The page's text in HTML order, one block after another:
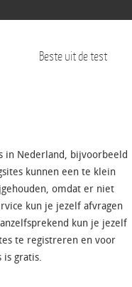
Beste uit de test
in Nederland, bijvoorbeeld
kunnen een te klein
omdat er niet
kun je jezelf afvragen
kun je jezelf
te registreren en voor
is gratis.